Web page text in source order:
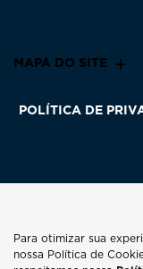
MAPA DO SITE
POLÍTICA DE
Para otimizar sua
nossa Política de